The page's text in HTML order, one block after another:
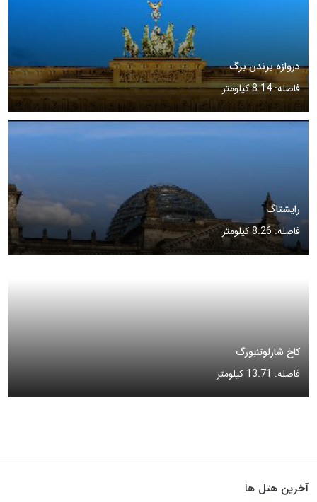
دروازه برندن برگ
فاصله: 8.14 کیلومتر
رایشتاگ
فاصله: 8.26 کیلومتر
کاخ شارلوتنبورگ
فاصله: 13.71 کیلومتر
آخرین هتل ها